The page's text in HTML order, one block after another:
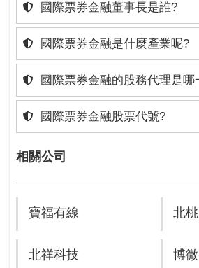
國際票券金融董事長是誰?
國際票券金融是什麼產業呢?
國際票券金融的股務代理是哪
國際票券金融股票代號?
相關公司
寶福有線 北
北祥科技 博